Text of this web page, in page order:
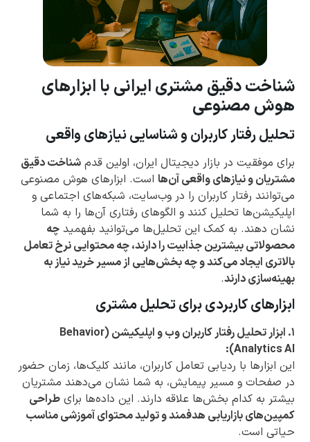
شناخت دقیق مشتری ایرانی با ابزارهای
هوش مصنوعی
تحلیل رفتار کاربران و شناسایی نیازهای واقعی
برای موفقیت در بازار دیجیتال ایران، اولین قدم شناخت دقیق
مشتریان و نیازهای واقعی آن‌ها است. ابزارهای هوش مصنوعی
می‌توانند رفتار کاربران را در وب‌سایت، شبکه‌های اجتماعی و
اپلیکیشن‌ها تحلیل کنند و الگوهای رفتاری آن‌ها را به شما
نشان دهند. به کمک این تحلیل‌ها می‌توانید بفهمید چه
محصولاتی بیشترین جذابیت را دارند، چه محتوایی نرخ تعامل
بالاتری ایجاد می‌کند و چه بخش‌هایی از مسیر خرید نیاز به
بهینه‌سازی دارند.
ابزارهای کاربردی برای تحلیل مشتری
۱. ابزار تحلیل رفتار کاربران وب و اپلیکیشن (Behavior
Analytics AI):
این ابزارها با ردیابی تعامل کاربران، مانند کلیک‌ها، زمان حضور
در صفحات و مسیر پیمایش، به شما نشان می‌دهند مشتریان
بیشتر به کدام بخش‌ها علاقه دارند. این داده‌ها برای طراحی
کمپین‌های بازاریابی هدفمند و تولید محتوای آموزشی مناسب
حیاتی است.